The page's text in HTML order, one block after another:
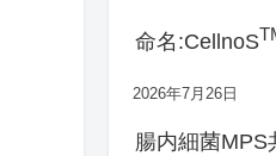
命名:CellnoS
2026年7月26日
腸内細菌MPS